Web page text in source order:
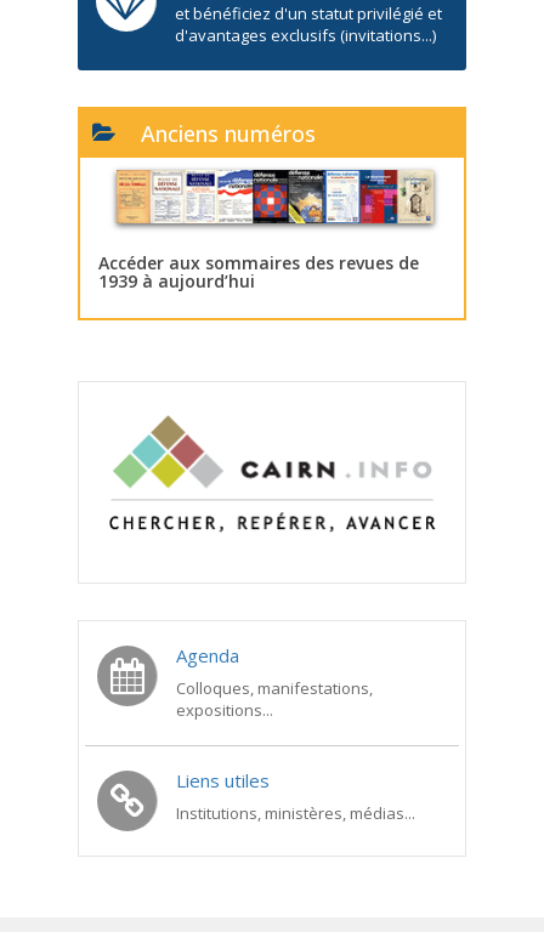
et bénéficiez d'un statut privilégié et
d'avantages exclusifs (invitations...)
Anciens numéros
Accéder aux sommaires des revues de
1939 à aujourd’hui
Agenda
Colloques, manifestations,
expositions...
Liens utiles
Institutions, ministères, médias...